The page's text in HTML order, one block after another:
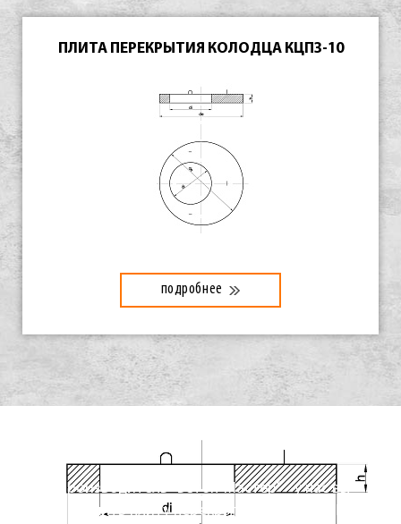
ПЛИТА ПЕРЕКРЫТИЯ КОЛОДЦА КЦПЗ-10
подробнее
Завод производитель "Бетон-Мастер" - у нас вы
сможете купить плиту перекрытия колодца 1 ПП20-2